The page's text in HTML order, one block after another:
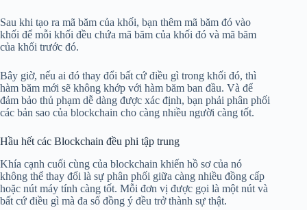
Sau khi tạo ra mã băm của khối, bạn thêm mã băm đó vào
khối để mỗi khối đều chứa mã băm của khối đó và mã băm
của khối trước đó.
Bây giờ, nếu ai đó thay đổi bất cứ điều gì trong khối đó, thì
hàm băm mới sẽ không khớp với hàm băm ban đầu. Và để
đảm bảo thủ phạm dễ dàng được xác định, bạn phải phân phối
các bản sao của blockchain cho càng nhiều người càng tốt.
Hầu hết các Blockchain đều phi tập trung
Khía cạnh cuối cùng của blockchain khiến hồ sơ của nó
không thể thay đổi là sự phân phối giữa càng nhiều đồng cấp
hoặc nút máy tính càng tốt. Mỗi đơn vị được gọi là một nút và
bất cứ điều gì mà đa số đồng ý đều trở thành sự thật.